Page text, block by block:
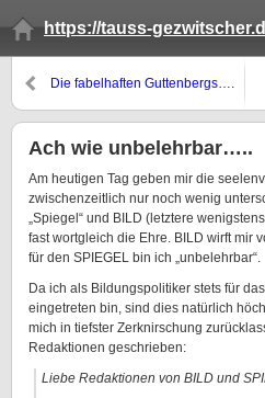
https://tauss-
Die fabelhaften Guttenbergs….
Ach wie unbelehrbar…..
Am heutigen Tag geben mir die
zwischenzeitlich nur noch wenig
„Spiegel“ und BILD (letztere
fast wortgleich die Ehre. BILD wirft mir
für den SPIEGEL bin ich „unbelehrbar“.
Da ich als Bildungspolitiker stets für
eingetreten bin, sind dies natürlich
mich in tiefster Zerknirschung
Redaktionen geschrieben:
Liebe Redaktionen von BILD und